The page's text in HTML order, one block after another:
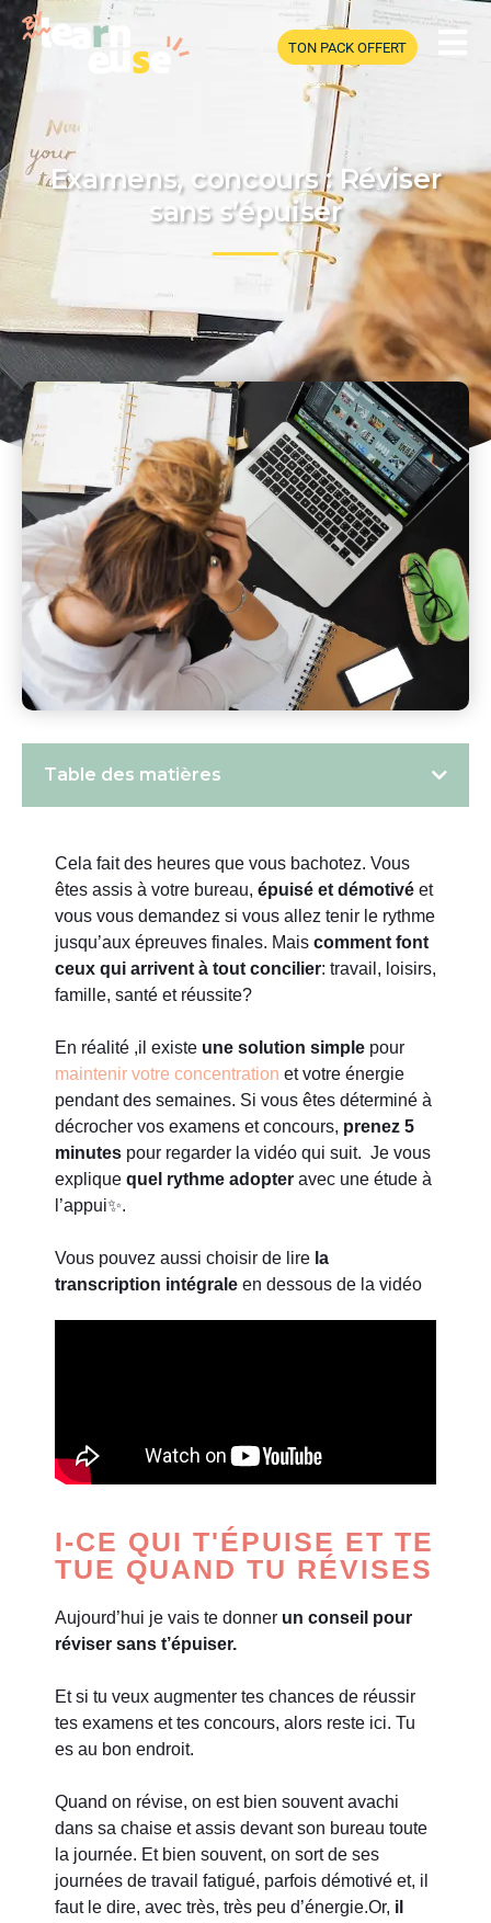
TON PACK OFFERT
Examens, concours : Réviser
sans s’épuiser
Table des matières
Cela fait des heures que vous bachotez. Vous
êtes assis à votre bureau, épuisé et démotivé et
vous vous demandez si vous allez tenir le rythme
jusqu’aux épreuves finales. Mais comment font
ceux qui arrivent à tout concilier: travail, loisirs,
famille, santé et réussite?
En réalité ,il existe une solution simple pour
maintenir votre concentration et votre énergie
pendant des semaines. Si vous êtes déterminé à
décrocher vos examens et concours, prenez 5
minutes pour regarder la vidéo qui suit. Je vous
explique quel rythme adopter avec une étude à
l’appui✨.
Vous pouvez aussi choisir de lire la
transcription intégrale en dessous de la vidéo
I-CE QUI T'ÉPUISE ET TE
TUE QUAND TU RÉVISES
Aujourd’hui je vais te donner un conseil pour
réviser sans t’épuiser.
Et si tu veux augmenter tes chances de réussir
tes examens et tes concours, alors reste ici. Tu
es au bon endroit.
Quand on révise, on est bien souvent avachi
dans sa chaise et assis devant son bureau toute
la journée. Et bien souvent, on sort de ses
journées de travail fatigué, parfois démotivé et, il
faut le dire, avec très, très peu d’énergie.Or, il